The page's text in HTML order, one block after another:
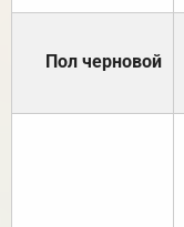
Пол черновой